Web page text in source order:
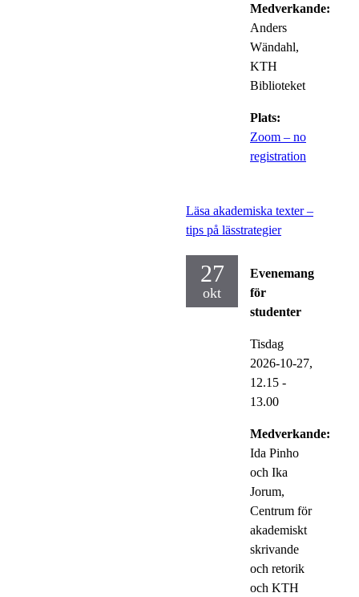
Medverkande:
Anders
Wändahl,
KTH
Biblioteket
Plats:
Zoom – no
registration
Läsa akademiska texter –
tips på lässtrategier
27
okt
Evenemang
för
studenter
Tisdag
2026-10-27,
12.15 -
13.00
Medverkande:
Ida Pinho
och Ika
Jorum,
Centrum för
akademiskt
skrivande
och retorik
och KTH